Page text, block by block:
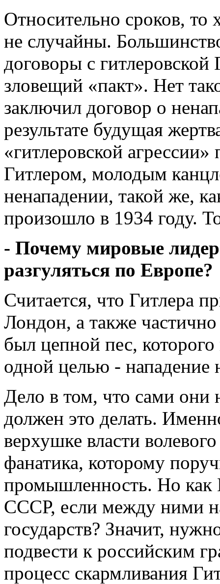
Относительно сроков, то
не случайны.
договоры с
зловещий «пакт». Нет
заключил договор о
результате будущая
«гитлеровской
Гитлером, молодым
ненападении, такой же,
произошло в 1934 году.
- Почему мировые
разгуляться по Европе?
Считается, что Гитлера
Лондон, а также
был цепной пес,
одной целью - нападение
Дело в том, что сами они
должен это делать.
верхушке власти
фанатика, которому
промышленность. Но как
СССР, если между ними
государств? Значит,
подвести к российским
процесс скармливания